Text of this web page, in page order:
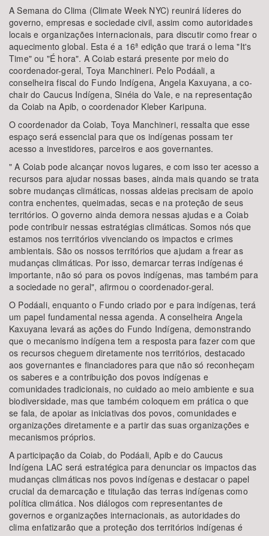
A Semana do Clima (Climate Week NYC) reunirá líderes do
governo, empresas e sociedade civil, assim como autoridades
locais e organizações internacionais, para discutir como frear o
aquecimento global. Esta é a 16ª edição que trará o lema "It's
Time" ou "É hora". A Coiab estará presente por meio do
coordenador-geral, Toya Manchineri. Pelo Podáali, a
conselheira fiscal do Fundo Indígena, Angela Kaxuyana, a co-
chair do Caucus Indígena, Sinéia do Vale, e na representação
da Coiab na Apib, o coordenador Kleber Karipuna.
O coordenador da Coiab, Toya Manchineri, ressalta que esse
espaço será essencial para que os indígenas possam ter
acesso a investidores, parceiros e aos governantes.
" A Coiab pode alcançar novos lugares, e com isso ter acesso a
recursos para ajudar nossas bases, ainda mais quando se trata
sobre mudanças climáticas, nossas aldeias precisam de apoio
contra enchentes, queimadas, secas e na proteção de seus
territórios. O governo ainda demora nessas ajudas e a Coiab
pode contribuir nessas estratégias climáticas. Somos nós que
estamos nos territórios vivenciando os impactos e crimes
ambientais. São os nossos territórios que ajudam a frear as
mudanças climáticas. Por isso, demarcar terras indígenas é
importante, não só para os povos indígenas, mas também para
a sociedade no geral", afirmou o coordenador-geral.
O Podáali, enquanto o Fundo criado por e para indígenas, terá
um papel fundamental nessa agenda. A conselheira Angela
Kaxuyana levará as ações do Fundo Indígena, demonstrando
que o mecanismo indígena tem a resposta para fazer com que
os recursos cheguem diretamente nos territórios, destacado
aos governantes e financiadores para que não só reconheçam
os saberes e a contribuição dos povos indígenas e
comunidades tradicionais, no cuidado ao meio ambiente e sua
biodiversidade, mas que também coloquem em prática o que
se fala, de apoiar as iniciativas dos povos, comunidades e
organizações diretamente e a partir das suas organizações e
mecanismos próprios.
A participação da Coiab, do Podáali, Apib e do Caucus
Indígena LAC será estratégica para denunciar os impactos das
mudanças climáticas nos povos indígenas e destacar o papel
crucial da demarcação e titulação das terras indígenas como
política climática. Nos diálogos com representantes de
governos e organizações internacionais, as autoridades do
clima enfatizarão que a proteção dos territórios indígenas é